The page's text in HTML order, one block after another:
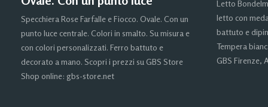
Specchiera Rose Farfalle e Fiocco. Ovale. Con un
punto luce centrale. Colori in smalto. Su misura e
con colori personalizzati. Ferro battuto e
decorato a mano. Scopri i prezzi su GBS Store
Shop online: gbs-store.net
Letto
letto con
battuto e
Tempera
GBS Firenze,